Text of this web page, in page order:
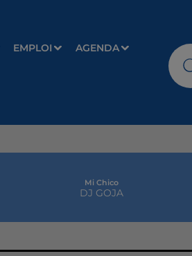
EMPLOI AGENDA
Mi Chico
DJ GOJA